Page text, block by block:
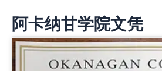
阿卡纳甘学院文凭